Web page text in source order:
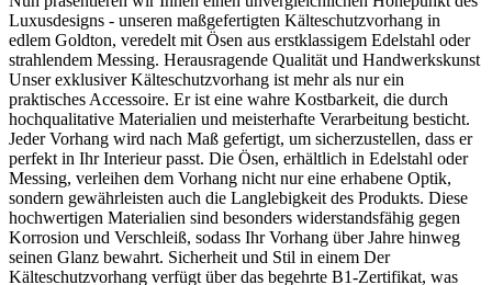
Luxusdesigns - unseren maßgefertigten Kälteschutzvorhang in
edlem Goldton, veredelt mit Ösen aus erstklassigem Edelstahl oder
strahlendem Messing. Herausragende Qualität und Handwerkskunst
Unser exklusiver Kälteschutzvorhang ist mehr als nur ein
praktisches Accessoire. Er ist eine wahre Kostbarkeit, die durch
hochqualitative Materialien und meisterhafte Verarbeitung besticht.
Jeder Vorhang wird nach Maß gefertigt, um sicherzustellen, dass er
perfekt in Ihr Interieur passt. Die Ösen, erhältlich in Edelstahl oder
Messing, verleihen dem Vorhang nicht nur eine erhabene Optik,
sondern gewährleisten auch die Langlebigkeit des Produkts. Diese
hochwertigen Materialien sind besonders widerstandsfähig gegen
Korrosion und Verschleiß, sodass Ihr Vorhang über Jahre hinweg
seinen Glanz bewahrt. Sicherheit und Stil in einem Der
Kälteschutzvorhang verfügt über das begehrte B1-Zertifikat, was